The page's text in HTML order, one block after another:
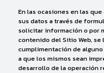
En las ocasiones en las
sus datos a través de
solicitar información o por
contenido del Sitio Web,
cumplimentación de
a que los mismos sean
desarrollo de la operación